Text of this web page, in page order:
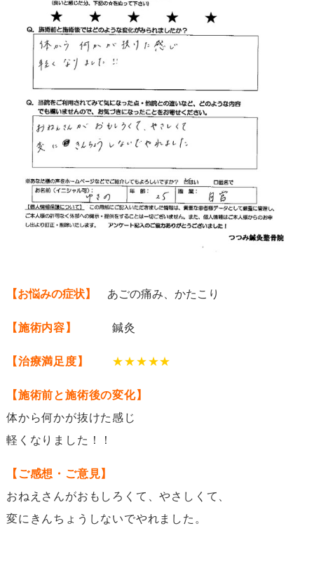
【お悩みの症状】 あごの痛み、かたこり
【施術内容】 鍼灸
【治療満足度】 ★★★★★
【施術前と施術後の変化】
体から何かが抜けた感じ
軽くなりました！！
【ご感想・ご意見】
おねえさんがおもしろくて、やさしくて、
変にきんちょうしないでやれました。